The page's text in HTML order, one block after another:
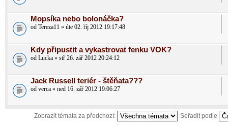
Mopsíka nebo bolonáčka?
od Tereza11 » úte 02. říj 2012 19:17:48
Kdy připustit a vykastrovat fenku VOK?
od Lucka » stř 26. zář 2012 20:24:12
Jack Russell teriér - štěňata???
od verca » ned 16. zář 2012 19:06:27
Zobrazit témata za předchozí: Seřadit podle